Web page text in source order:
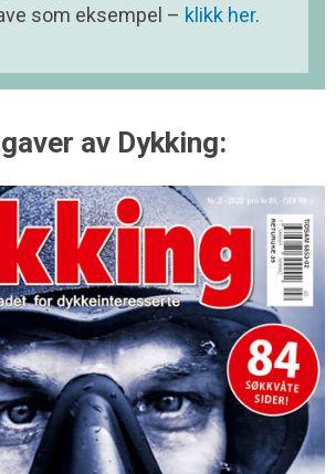
som eksempel – klikk her.
av Dykking: